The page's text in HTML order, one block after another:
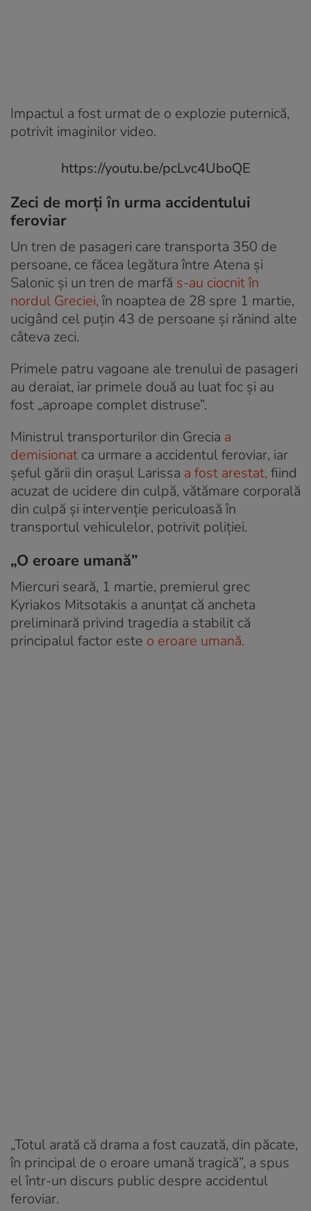
Impactul a fost urmat de o explozie puternică,
potrivit imaginilor video.
https://youtu.be/pcLvc4UboQE
Zeci de morți în urma accidentului
feroviar
Un tren de pasageri care transporta 350 de
persoane, ce făcea legătura între Atena și
Salonic și un tren de marfă s-au ciocnit în
nordul Greciei,în noaptea de 28 spre 1 martie,
ucigând cel puțin 43 de persoane și rănind alte
câteva zeci.
Primele patru vagoane ale trenului de pasageri
au deraiat, iar primele două au luat foc și au
fost „aproape complet distruse”.
Ministrul transporturilor din Grecia a
demisionat ca urmare a accidentul feroviar, iar
șeful gării din orașul Larissa a fost arestat, fiind
acuzat de ucidere din culpă, vătămare corporală
din culpă și intervenție periculoasă în
transportul vehiculelor, potrivit poliției.
„O eroare umană”
Miercuri seară, 1 martie, premierul grec
Kyriakos Mitsotakis a anunțat că ancheta
preliminară privind tragedia a stabilit că
principalul factor este o eroare umană.
„Totul arată că drama a fost cauzată, din păcate,
în principal de o eroare umană tragică”, a spus
el într-un discurs public despre accidentul
feroviar.